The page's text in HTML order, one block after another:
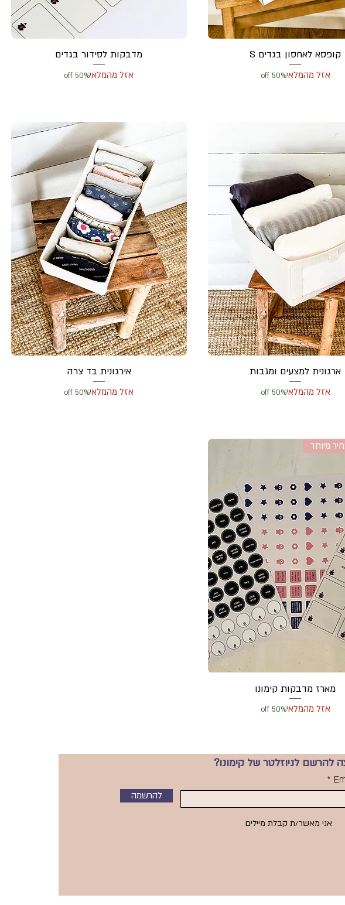
קופסא לאחסון בגדים S
אזל מהמלאי50% off
מדבקות לסידור בגדים
אזל מהמלאי50% off
ארגונית למצעים ומגבות
אזל מהמלאי50% off
אירגונית בד צרה
אזל מהמלאי50% off
מיוחד
מארז מדבקות קימונו
אזל מהמלאי50% off
להרשם לניוזלטר של קימונו?
להרשמה
אני מאשר/ת קבלת מיילים